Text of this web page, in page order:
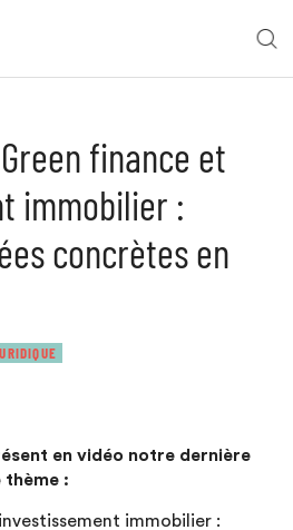
finance et
immobilier :
concrètes en
en vidéo notre dernière
thème :
immobilier :